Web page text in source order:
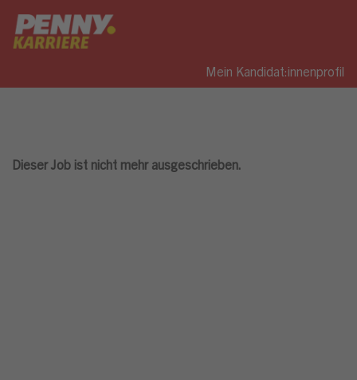
Mein Kandidat:innenprofil
Dieser Job ist nicht mehr ausgeschrieben.